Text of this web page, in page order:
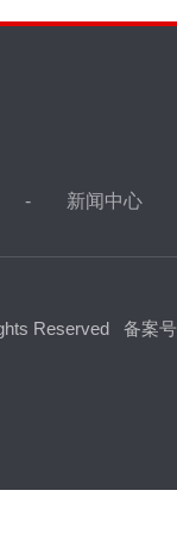
新闻中心
Reserved 备案